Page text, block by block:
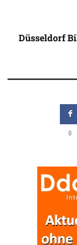
Düsseldorf
0